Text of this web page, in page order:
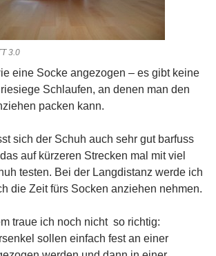
3.0
eine Socke angezogen – es gibt keine
Schlaufen, an denen man den
packen kann.
sich der Schuh auch sehr gut barfuss
auf kürzeren Strecken mal mit viel
testen. Bei der Langdistanz werde ich
die Zeit fürs Socken anziehen nehmen.
traue ich noch nicht so richtig:
sollen einfach fest an einer